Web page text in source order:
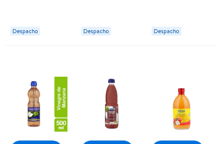
Despacho Despacho Despacho